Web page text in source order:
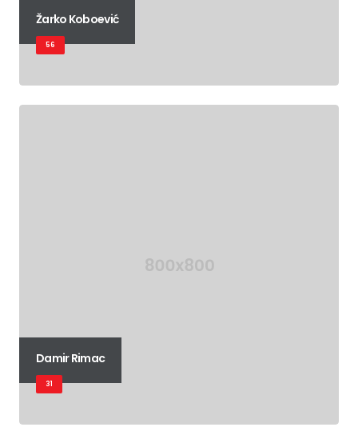
Žarko Koboević
56
Damir Rimac
31